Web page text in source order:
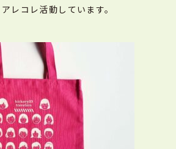
レコレ活動しています。